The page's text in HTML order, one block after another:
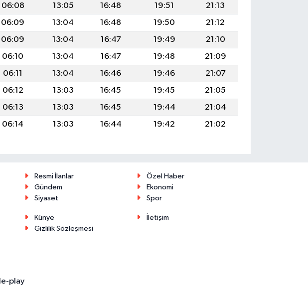
06:08 13:05 16:48 19:51
21:13
06:09 13:04 16:48 19:50
21:12
06:09 13:04 16:47 19:49
21:10
06:10 13:04 16:47 19:48
21:09
06:11 13:04 16:46 19:46
21:07
06:12 13:03 16:45 19:45
21:05
06:13 13:03 16:45 19:44
21:04
06:14 13:03 16:44 19:42 21:02
Resmi İlanlar
Özel Haber
Gündem
Ekonomi
Siyaset
Spor
Künye
İletişim
Gizlilik Sözleşmesi